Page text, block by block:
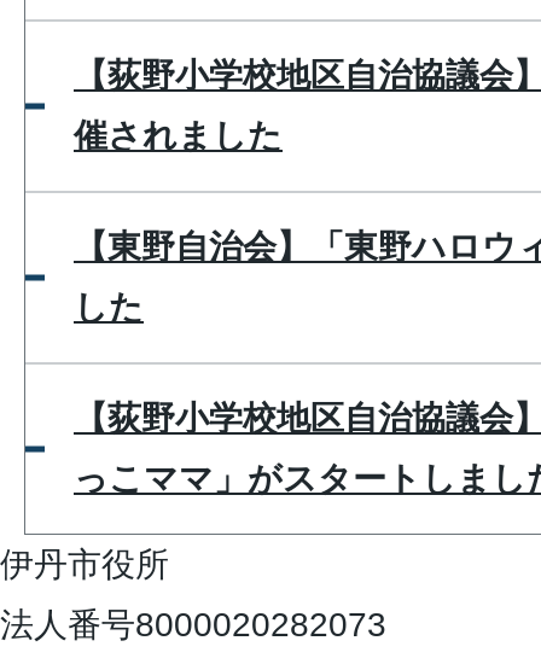
【荻野小学校地区自治協議会
催されました
【東野自治会】「東野ハロ
した
【荻野小学校地区自治協議会
っこママ」がスタートしまし
伊丹市役所
法人番号8000020282073